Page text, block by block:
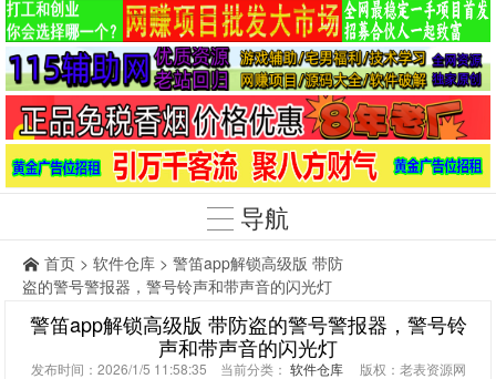
导航
首页 > 软件仓库 > 警笛app解锁高级版 带防
盗的警号警报器，警号铃声和带声音的闪光灯
警笛app解锁高级版 带防盗的警号警报器，警号铃
声和带声音的闪光灯
发布时间：2026/1/5 11:58:35 当前分类： 软件仓库版权：老表资源网